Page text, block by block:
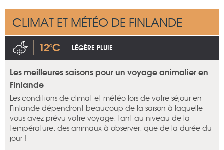
CLIMAT ET MÉTÉO DE FINLANDE
12°C LÉGÈRE PLUIE
Les meilleures saisons pour un voyage animalier en
Finlande
Les conditions de climat et météo lors de votre séjour en
Finlande dépendront beaucoup de la saison à laquelle
vous avez prévu votre voyage, tant au niveau de la
température, des animaux à observer, que de la durée du
jour !